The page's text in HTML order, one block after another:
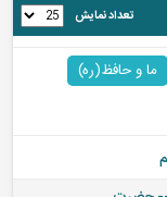
تعداد نمایش
ما و حافظ(ره)